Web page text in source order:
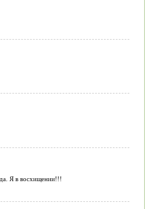
Я в восхищении!!!